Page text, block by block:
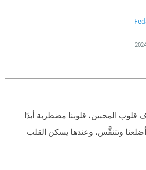
قلوب المحبين، قلوبنا مضطربة أبدًا
وتتنفَّس، وعندها يسكن القلب